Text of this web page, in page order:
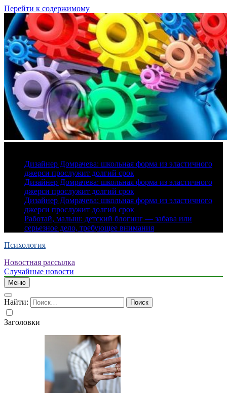
Перейти к содержимому
Дизайнер Домрачева: школьная форма из эластичного
джерси прослужит долгий срок
Дизайнер Домрачева: школьная форма из эластичного
джерси прослужит долгий срок
Дизайнер Домрачева: школьная форма из эластичного
джерси прослужит долгий срок
Работай, малыш: детский блогинг — забава или
серьезное дело, требующее внимания
Психология
Новостная рассылка
Случайные новости
Меню
Найти:
Заголовки